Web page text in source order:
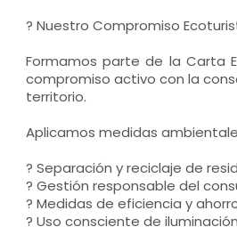
? Nuestro Compromiso
Formamos parte de la Carta
compromiso activo con la
territorio.
Aplicamos medidas
? Separación y reciclaje de
? Gestión responsable del
? Medidas de eficiencia y
? Uso consciente de